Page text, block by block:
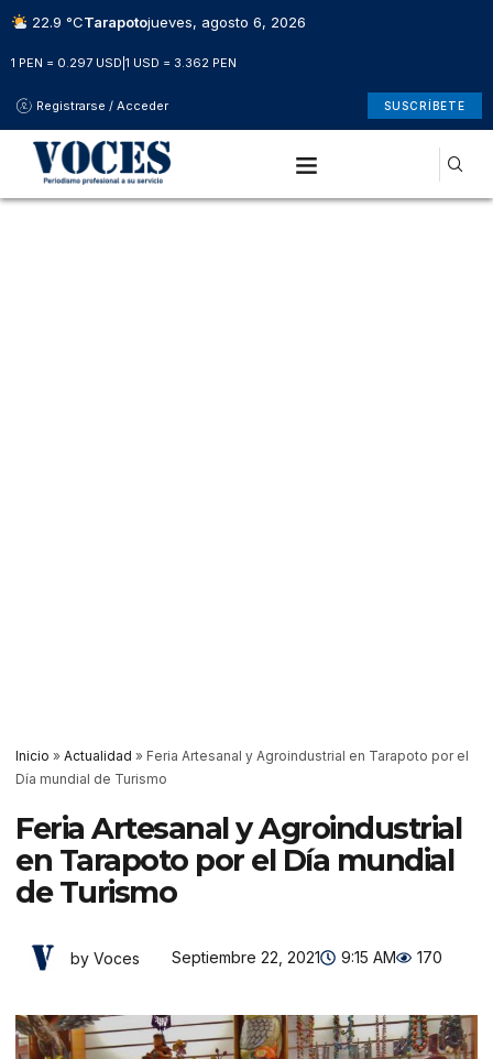
22.9 °CTarapotojueves, agosto 6, 2026
1 PEN = 0.297 USD 1 USD = 3.362 PEN
Registrarse / Acceder SUSCRÍBETE
Inicio » Actualidad » Feria Artesanal y Agroindustrial en Tarapoto por el
Día mundial de Turismo
Feria Artesanal y Agroindustrial
en Tarapoto por el Día mundial
de Turismo
by Voces Septiembre 22, 2021 9:15 AM 170